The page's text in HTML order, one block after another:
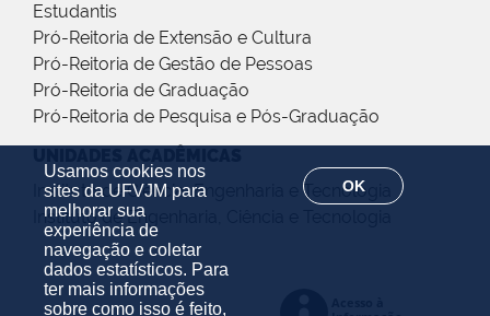
Usamos cookies nos
sites da UFVJM para
melhorar sua
experiência de
navegação e coletar
dados estatísticos. Para
ter mais informações
sobre como isso é feito,
OK
Estudantis
Pró-Reitoria de Extensão e Cultura
Pró-Reitoria de Gestão de Pessoas
Pró-Reitoria de Graduação
Pró-Reitoria de Pesquisa e Pós-Graduação
Instituto de Ciência, Engenharia e Tecnologia
Instituto de Engenharia, Ciência e Tecnologia